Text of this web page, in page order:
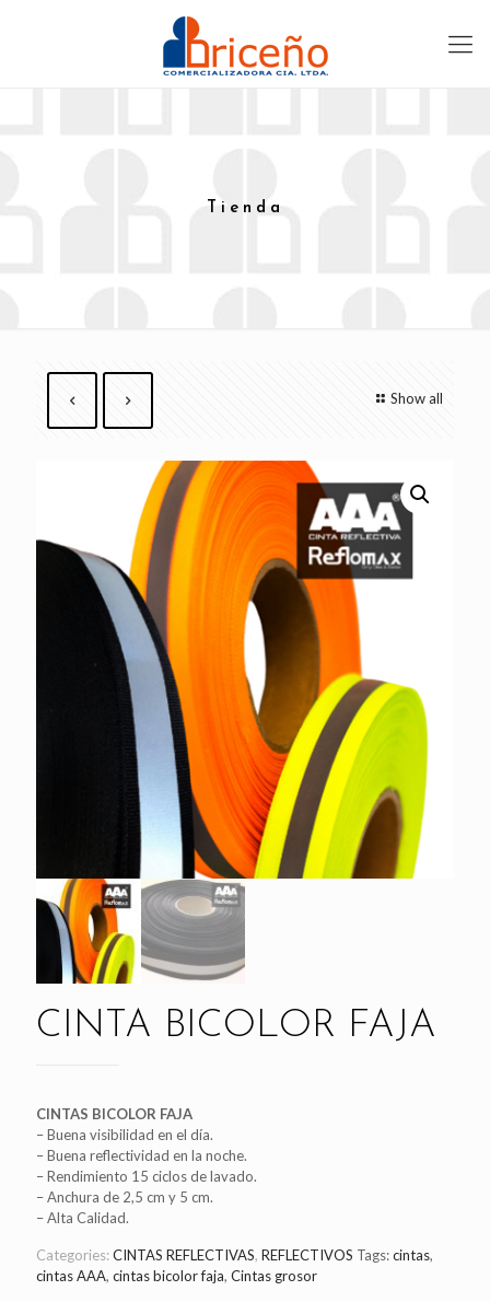
Tienda
Show all
CINTA BICOLOR FAJA
CINTAS BICOLOR FAJA
– Buena visibilidad en el día.
– Buena reflectividad en la noche.
– Rendimiento 15 ciclos de lavado.
– Anchura de 2,5 cm y 5 cm.
– Alta Calidad.
Categories:CINTAS REFLECTIVAS, REFLECTIVOS Tags:cintas,
cintas AAA, cintas bicolor faja, Cintas grosor